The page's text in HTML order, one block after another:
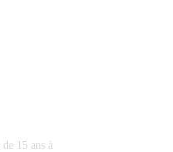
15 ans à